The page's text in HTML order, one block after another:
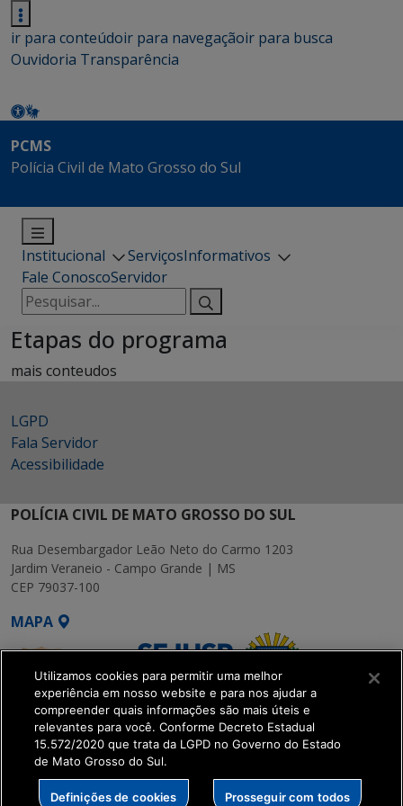
ir para conteúdoir para navegaçãoir para busca
Ouvidoria Transparência
PCMS
Polícia Civil de Mato Grosso do Sul
Institucional ServiçosInformativos
Fale ConoscoServidor
Pesquisar
por:
Etapas do programa
mais conteudos
LGPD
Fala Servidor
Acessibilidade
POLÍCIA CIVIL DE MATO GROSSO DO SUL
Rua Desembargador Leão Neto do Carmo 1203
Jardim Veraneio - Campo Grande | MS
CEP 79037-100
MAPA
SETDIG | Secretaria-
Executiva de
Transformação Digital
Utilizamos cookies para permitir uma melhor
experiência em nosso website e para nos ajudar a
compreender quais informações são mais úteis e
relevantes para você. Conforme Decreto Estadual
15.572/2020 que trata da LGPD no Governo do Estado
de Mato Grosso do Sul.
Definições de cookies Prosseguir com todos